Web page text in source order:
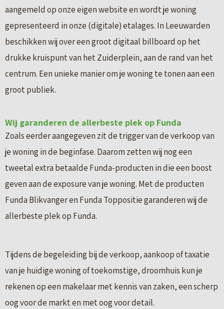
aangemeld op onze eigen website en wordt je woning
gepresenteerd in onze (digitale) etalages. In Leeuwarden
beschikken wij over een groot digitaal billboard op het
drukke kruispunt van het Zuiderplein, aan de rand van het
centrum. Een unieke manier om je woning te tonen aan een
groot publiek.
Wij garanderen de allerbeste plek op Funda
Zoals eerder aangegeven zit de trigger van de verkoop van
je woning in de beginfase. Daarom zetten wij nog een
tweetal extra betaalde Funda-producten in die een boost
geven aan de exposure van je woning. Met de producten
Funda Blikvanger en Funda Toppositie garanderen wij de
allerbeste plek op Funda.
Tijdens de begeleiding bij de verkoop, aankoop of taxatie
van je huidige woning of toekomstige, droomhuis kun je
rekenen op een makelaar met kennis van zaken, een scherp
oog voor de markt en met oog voor detail.